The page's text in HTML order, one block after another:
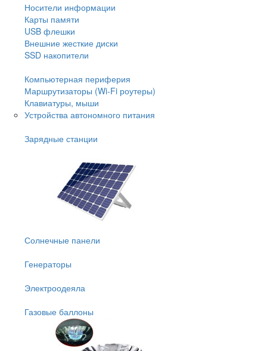
Носители информации
Карты памяти
USB флешки
Внешние жесткие диски
SSD накопители
Компьютерная периферия
Маршрутизаторы (Wi-Fi роутеры)
Клавиатуры, мыши
Устройства автономного питания
Зарядные станции
Солнечные панели
Генераторы
Электроодеяла
Газовые баллоны